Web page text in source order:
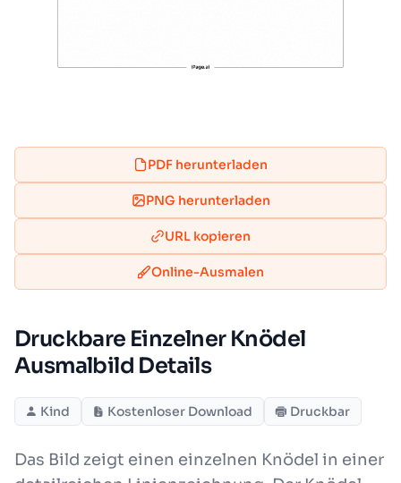
PDF herunterladen
PNG herunterladen
URL kopieren
Online-Ausmalen
Druckbare Einzelner Knödel
Ausmalbild Details
Kind Kostenloser Download Druckbar
Das Bild zeigt einen einzelnen Knödel in einer